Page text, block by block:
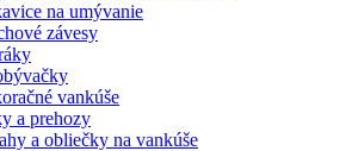
na umývanie
závesy
vankúše
a prehozy
a obliečky na vankúše